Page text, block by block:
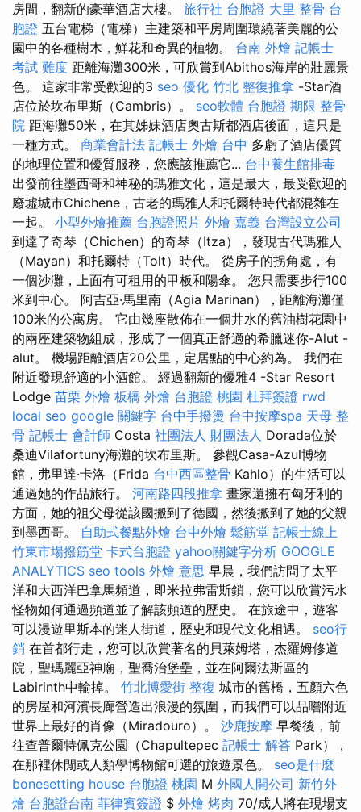
房間，翻新的豪華酒店大樓。 旅行社 台胞證 大里 整骨 台
胞證 五台電梯（電梯）主建築和平房周圍環繞著美麗的公
園中的各種樹木，鮮花和奇異的植物。 台南 外燴 記帳士
考試 難度 距離海灘300米，可欣賞到Abithos海岸的壯麗景
色。 這家非常受歡迎的3 seo 優化 竹北 整復推拿 -Star酒
店位於坎布里斯（Cambris）。 seo軟體 台胞證 期限 整骨
院 距海灘50米，在其姊妹酒店奧古斯都酒店後面，這只是
一種方式。 商業會計法 記帳士 外燴 台中 多虧了酒店優質
的地理位置和優質服務，您應該推薦它... 台中養生館排毒
出發前往墨西哥和神秘的瑪雅文化，這是最大，最受歡迎的
廢墟城市Chichene，古老的瑪雅人和托爾特時代都混雜在
一起。 小型外燴推薦 台胞證照片 外燴 嘉義 台灣設立公司
到達了奇琴（Chichen）的奇琴（Itza），發現古代瑪雅人
（Mayan）和托爾特（Tolt）時代。 從房子的拐角處，有
一個沙灘，上面有可租用的甲板和陽傘。 您只需要步行100
米到中心。 阿吉亞·馬里南（Agia Marinan），距離海灘僅
100米的公寓房。 它由幾座散佈在一個井水的舊油樹花園中
的兩座建築物組成，形成了一個真正舒適的希臘迷你-Alut -
alut。 機場距離酒店20公里，定居點的中心約為。 我們在
附近發現舒適的小酒館。 經過翻新的優雅4 -Star Resort
Lodge 苗栗 外燴 板橋 外燴 台胞證 桃園 杜拜簽證 rwd
local seo google 關鍵字 台中手撥燙 台中按摩spa 天母 整
骨 記帳士 會計師 Costa 社團法人 財團法人 Dorada位於
桑迪Vilafortuny海灘的坎布里斯。 參觀Casa-Azul博物
館，弗里達·卡洛（Frida 台中西區整骨 Kahlo）的生活可以
通過她的作品旅行。 河南路四段推拿 畫家還擁有匈牙利的
方面，她的祖父母從該國搬到了德國，然後搬到了她的父親
到墨西哥。 自助式餐點外燴 台中外燴 鬆筋堂 記帳士線上
竹東市場撥筋堂 卡式台胞證 yahoo關鍵字分析 GOOGLE
ANALYTICS seo tools 外燴 意思 早晨，我們訪問了太平
洋和大西洋巴拿馬頻道，即米拉弗雷斯鎖，您可以欣賞污水
怪物如何通過頻道並了解該頻道的歷史。 在旅途中，遊客
可以漫遊里斯本的迷人街道，歷史和現代文化相遇。 seo行
銷 在首都行走，您可以欣賞著名的貝萊姆塔，杰羅姆修道
院，聖瑪麗亞神廟，聖喬治堡壘，並在阿爾法斯區的
Labirinth中輸掉。 竹北博愛街 整復 城市的舊橋，五顏六色
的房屋和河濱長廊營造出浪漫的氛圍，而我們可以品嚐附近
世界上最好的肖像（Miradouro）。 沙鹿按摩 早餐後，前
往查普爾特佩克公園（Chapultepec 記帳士 解答 Park），
在那裡休閒或人類學博物館可選的旅遊景色。 seo是什麼
bonesetting house 台胞證 桃園 M 外國人開公司 新竹外
燴 台胞證台南 菲律賓簽證 $ 外燴 烤肉 70/成人將在現場支